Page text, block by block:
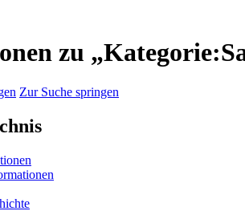
zu
Zur Suche springen